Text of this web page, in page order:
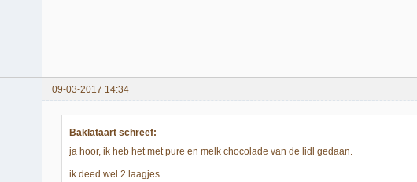
09-03-2017 14:34
Baklataart schreef:
ja hoor, ik heb het met pure en melk chocolade van de lidl gedaan.
ik deed wel 2 laagjes.